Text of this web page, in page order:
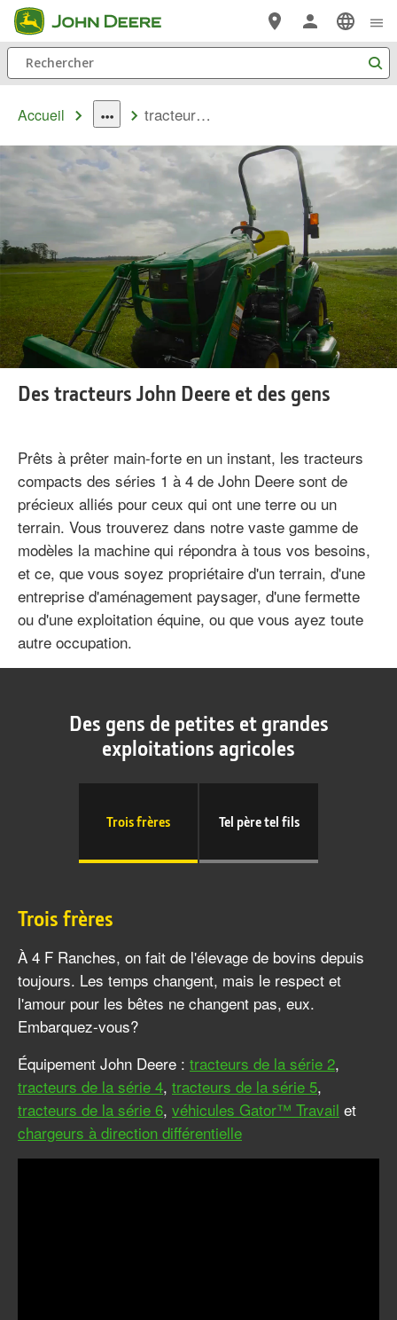
Passer au contenu principal
Rechercher
Accueil
dropdown
toggle
tracteurs gens
Des tracteurs John Deere et des gens
Prêts à prêter main-forte en un instant, les tracteurs
compacts des séries 1 à 4 de John Deere sont de
précieux alliés pour ceux qui ont une terre ou un
terrain. Vous trouverez dans notre vaste gamme de
modèles la machine qui répondra à tous vos besoins,
et ce, que vous soyez propriétaire d'un terrain, d'une
entreprise d'aménagement paysager, d'une fermette
ou d'une exploitation équine, ou que vous ayez toute
autre occupation.
Des gens de petites et grandes
exploitations agricoles
Trois frères Tel père tel fils
Trois frères
À 4 F Ranches, on fait de l'élevage de bovins depuis
toujours. Les temps changent, mais le respect et
l'amour pour les bêtes ne changent pas, eux.
Embarquez-vous?
Équipement John Deere : tracteurs de la série 2,
tracteurs de la série 4, tracteurs de la série 5,
tracteurs de la série 6, véhicules Gator™ Travail et
chargeurs à direction différentielle